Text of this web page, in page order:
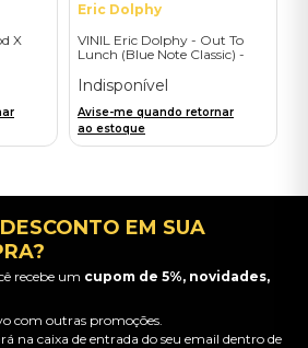
X
Eric Dolphy
VINIL Eric Dolphy - Out To
Lunch (Blue Note Classic) -
Indisponível
Avise-me quando retornar
ao estoque
EM SUA
recebe um cupom de 5%, novidades,
com outras promoções.
na caixa de entrada do seu email dentro de